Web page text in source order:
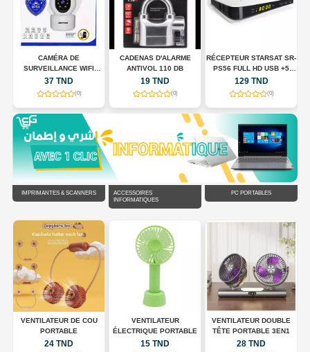
CAMÉRA DE
SURVEILLANCE WIFI
INTELLIGENTE JORTAN
JT-8183HJS
37 TND
(0)
CADENAS D'ALARME
ANTIVOL 110 DB
19 TND
(0)
RÉCEPTEUR STARSAT SR-
PS56 FULL HD USB +5
ABONNMONT
129 TND
(0)
IMPRIMANTES & SCANNERS
ACCESSOIRES
INFORMATIQUES
PC PORTABLES
VENTILATEUR DE COU
PORTABLE
24 TND
VENTILATEUR
ÉLECTRIQUE PORTABLE
15 TND
VENTILATEUR DOUBLE
TÊTE PORTABLE 3EN1
28 TND